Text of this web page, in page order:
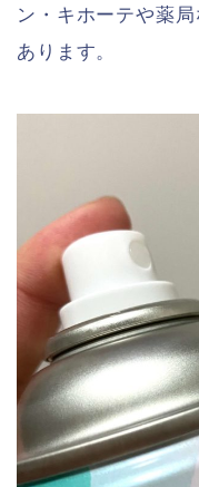
ン・キホーテや薬
あります。